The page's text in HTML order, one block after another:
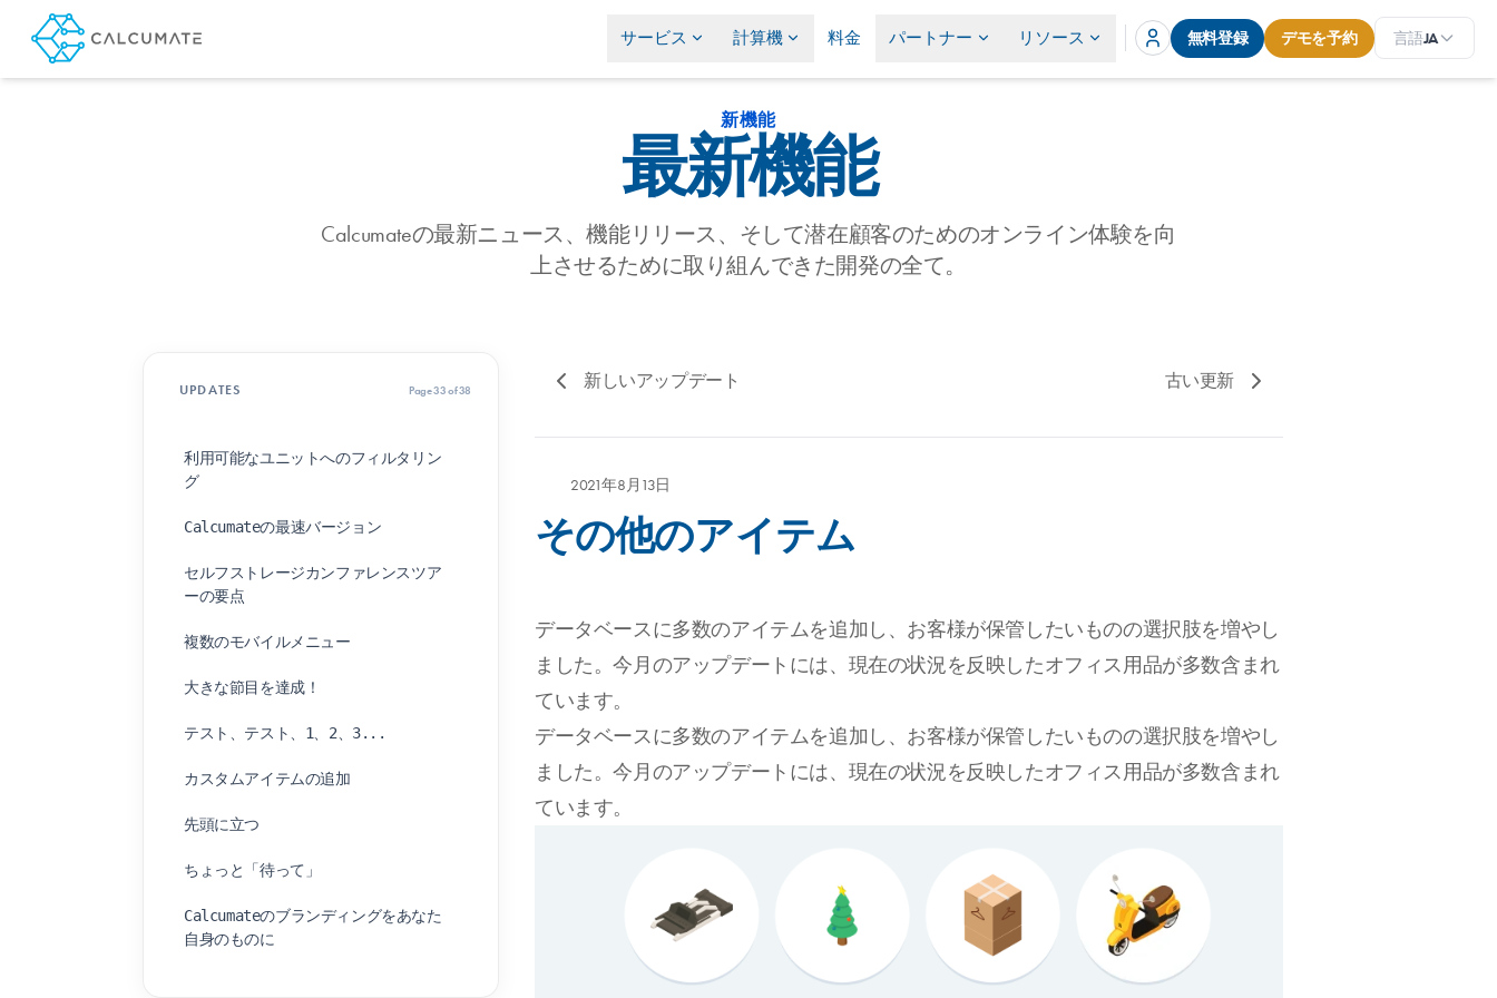
サービス 計算機 料金 パートナー リソース 無料登録 デモを予約 言語JA
新機能
最新機能
Calcumateの最新ニュース、機能リリース、そして潜在顧客のためのオンライン体験を向
上させるために取り組んできた開発の全て。
UPDATES Page 33 of 38
利用可能なユニットへのフィルタリン
グ
Calcumateの最速バージョン
セルフストレージカンファレンスツア
ーの要点
複数のモバイルメニュー
大きな節目を達成！
テスト、テスト、1、2、3...
カスタムアイテムの追加
先頭に立つ
ちょっと「待って」
Calcumateのブランディングをあなた
自身のものに
新しいアップデート 古い更新
2021年8月13日
その他のアイテム
データベースに多数のアイテムを追加し、お客様が保管したいものの選択肢を増やし
ました。今月のアップデートには、現在の状況を反映したオフィス用品が多数含まれ
ています。
データベースに多数のアイテムを追加し、お客様が保管したいものの選択肢を増やし
ました。今月のアップデートには、現在の状況を反映したオフィス用品が多数含まれ
ています。